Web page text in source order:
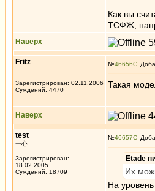
Как вы
ТСФЖ,
Наверх
Fritz
Зарегистрирован: 02.11.2006
Суждений: 4470
№46656
Такая
Наверх
test
一心
Зарегистрирован:
18.02.2005
Суждений: 18709
№46657
Etade
Их
На